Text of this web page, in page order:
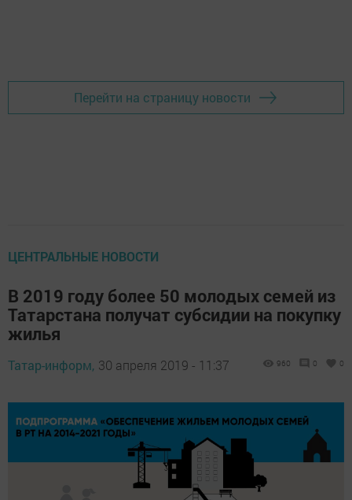
Перейти на страницу новости
ЦЕНТРАЛЬНЫЕ НОВОСТИ
В 2019 году более 50 молодых семей из
Татарстана получат субсидии на покупку
жилья
Татар-информ, 30 апреля 2019 - 11:37 960 0 0